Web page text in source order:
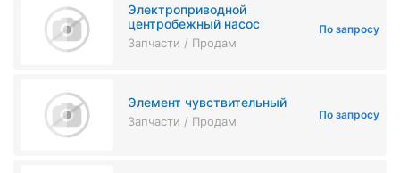
Электроприводной
центробежный насос
Запчасти / Продам
По запросу
Элемент чувствительный
Запчасти / Продам По запросу